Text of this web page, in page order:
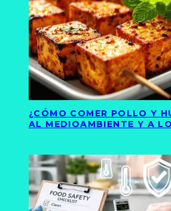
¿CÓMO COMER POLLO Y
AL MEDIOAMBIENTE Y A